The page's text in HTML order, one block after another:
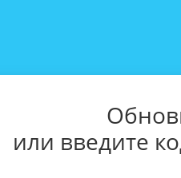
или введите